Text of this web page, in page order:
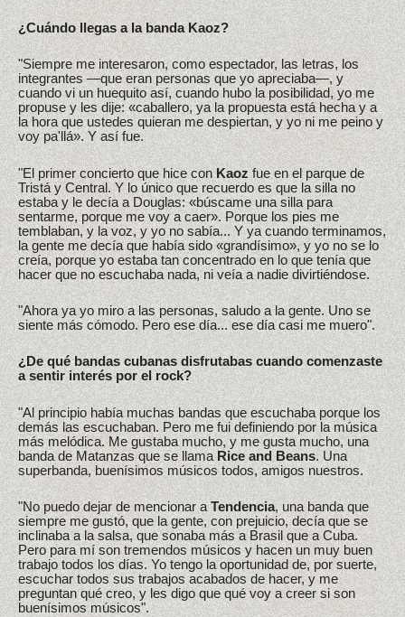
¿Cuándo llegas a la banda Kaoz?
"Siempre me interesaron, como espectador, las letras, los
integrantes —que eran personas que yo apreciaba—, y
cuando vi un huequito así, cuando hubo la posibilidad, yo me
propuse y les dije: «caballero, ya la propuesta está hecha y a
la hora que ustedes quieran me despiertan, y yo ni me peino y
voy pa'llá». Y así fue.
"El primer concierto que hice conKaozfue en el parque de
Tristá y Central. Y lo único que recuerdo es que la silla no
estaba y le decía a Douglas: «búscame una silla para
sentarme, porque me voy a caer». Porque los pies me
temblaban, y la voz, y yo no sabía... Y ya cuando terminamos,
la gente me decía que había sido «grandísimo», y yo no se lo
creía, porque yo estaba tan concentrado en lo que tenía que
hacer que no escuchaba nada, ni veía a nadie divirtiéndose.
"Ahora ya yo miro a las personas, saludo a la gente. Uno se
siente más cómodo. Pero ese día... ese día casi me muero".
¿De qué bandas cubanas disfrutabas cuando comenzaste
a sentir interés por el rock?
"Al principio había muchas bandas que escuchaba porque los
demás las escuchaban. Pero me fui definiendo por la música
más melódica. Me gustaba mucho, y me gusta mucho, una
banda de Matanzas que se llamaRice and Beans. Una
superbanda, buenísimos músicos todos, amigos nuestros.
"No puedo dejar de mencionar aTendencia, una banda que
siempre me gustó, que la gente, con prejuicio, decía que se
inclinaba a la salsa, que sonaba más a Brasil que a Cuba.
Pero para mí son tremendos músicos y hacen un muy buen
trabajo todos los días. Yo tengo la oportunidad de, por suerte,
escuchar todos sus trabajos acabados de hacer, y me
preguntan qué creo, y les digo que qué voy a creer si son
buenísimos músicos".